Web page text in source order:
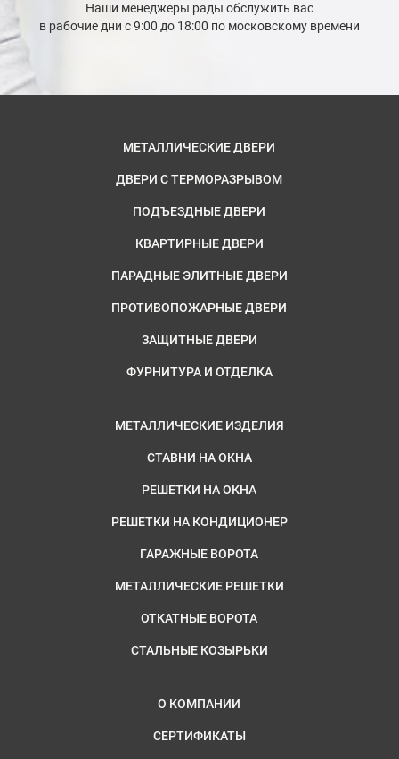
Наши менеджеры рады обслужить вас
в рабочие дни с 9:00 до 18:00 по московскому времени
МЕТАЛЛИЧЕСКИЕ ДВЕРИ
ДВЕРИ С ТЕРМОРАЗРЫВОМ
ПОДЪЕЗДНЫЕ ДВЕРИ
КВАРТИРНЫЕ ДВЕРИ
ПАРАДНЫЕ ЭЛИТНЫЕ ДВЕРИ
ПРОТИВОПОЖАРНЫЕ ДВЕРИ
ЗАЩИТНЫЕ ДВЕРИ
ФУРНИТУРА И ОТДЕЛКА
МЕТАЛЛИЧЕСКИЕ ИЗДЕЛИЯ
СТАВНИ НА ОКНА
РЕШЕТКИ НА ОКНА
РЕШЕТКИ НА КОНДИЦИОНЕР
ГАРАЖНЫЕ ВОРОТА
МЕТАЛЛИЧЕСКИЕ РЕШЕТКИ
ОТКАТНЫЕ ВОРОТА
СТАЛЬНЫЕ КОЗЫРЬКИ
О КОМПАНИИ
СЕРТИФИКАТЫ